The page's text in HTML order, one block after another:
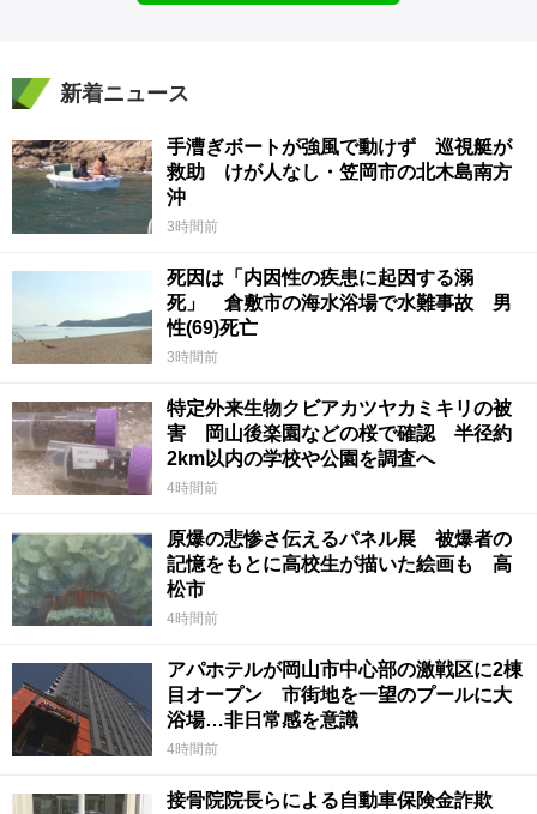
新着ニュース
手漕ぎボートが強風で動けず 巡視艇が
救助 けが人なし・笠岡市の北木島南方
沖
3時間前
死因は「内因性の疾患に起因する溺
死」 倉敷市の海水浴場で水難事故 男
性(69)死亡
3時間前
特定外来生物クビアカツヤカミキリの被
害 岡山後楽園などの桜で確認 半径約
2km以内の学校や公園を調査へ
4時間前
原爆の悲惨さ伝えるパネル展 被爆者の
記憶をもとに高校生が描いた絵画も 高
松市
4時間前
アパホテルが岡山市中心部の激戦区に2棟
目オープン 市街地を一望のプールに大
浴場…非日常感を意識
4時間前
接骨院院長らによる自動車保険金詐欺